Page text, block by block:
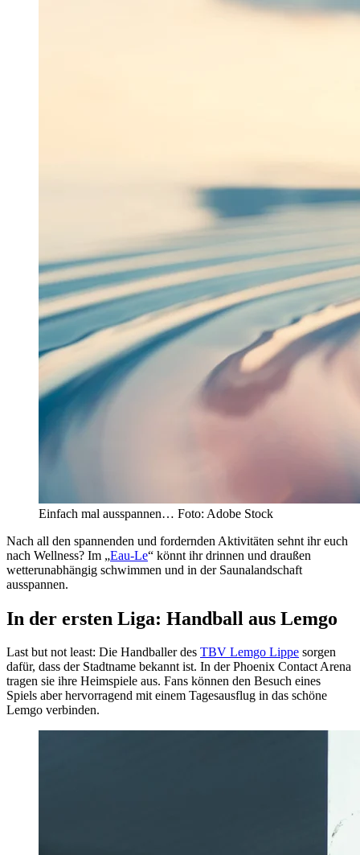
Einfach mal ausspannen… Foto: Adobe Stock
Nach all den spannenden und fordernden Aktivitäten sehnt ihr euch
nach Wellness? Im „Eau-Le“ könnt ihr drinnen und draußen
wetterunabhängig schwimmen und in der Saunalandschaft
ausspannen.
In der ersten Liga: Handball aus Lemgo
Last but not least: Die Handballer des TBV Lemgo Lippe sorgen
dafür, dass der Stadtname bekannt ist. In der Phoenix Contact Arena
tragen sie ihre Heimspiele aus. Fans können den Besuch eines
Spiels aber hervorragend mit einem Tagesausflug in das schöne
Lemgo verbinden.